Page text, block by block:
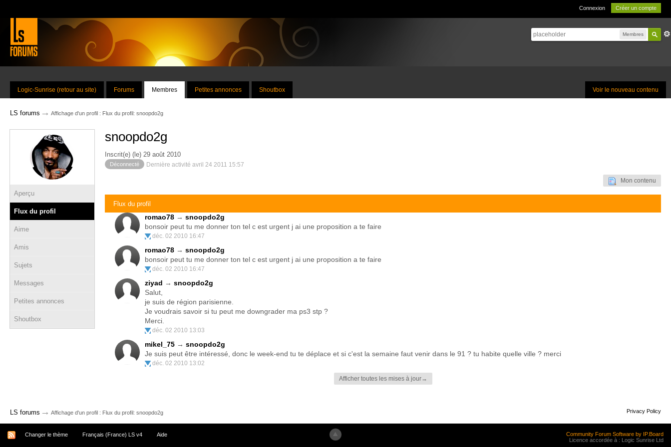
Connexion Créer un compte
Membres
Voir le nouveau contenu
Logic-Sunrise (retour au site) Forums Membres Petites annonces Shoutbox
LS forums → Affichage d'un profil : Flux du profil: snoopdo2g
Aperçu
Flux du profil
Aime
Amis
Sujets
Messages
Petites annonces
Shoutbox
snoopdo2g
Inscrit(e) (le) 29 août 2010
Déconnecté Dernière activité avril 24 2011 15:57
Mon contenu
Flux du profil
romao78 → snoopdo2g
bonsoir peut tu me donner ton tel c est urgent j ai une proposition a te faire
déc. 02 2010 16:47
romao78 → snoopdo2g
bonsoir peut tu me donner ton tel c est urgent j ai une proposition a te faire
déc. 02 2010 16:47
ziyad → snoopdo2g
Salut,
je suis de région parisienne.
Je voudrais savoir si tu peut me downgrader ma ps3 stp ?
Merci.
déc. 02 2010 13:03
mikel_75 → snoopdo2g
Je suis peut être intéressé, donc le week-end tu te déplace et si c'est la semaine faut venir dans le 91 ? tu habite quelle ville ? merci
déc. 02 2010 13:02
Afficher toutes les mises à jour→
LS forums → Affichage d'un profil : Flux du profil: snoopdo2g Privacy Policy
Changer le thème Français (France) LS v4 Aide
Community Forum Software by IP.Board
Licence accordée à : Logic Sunrise Ltd